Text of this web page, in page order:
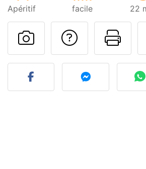
Apéritif facile 22
Poser
Publier votre